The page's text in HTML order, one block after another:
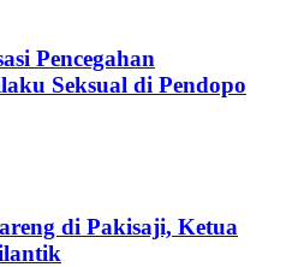
Pencegahan
Seksual di Pendopo
di Pakisaji, Ketua